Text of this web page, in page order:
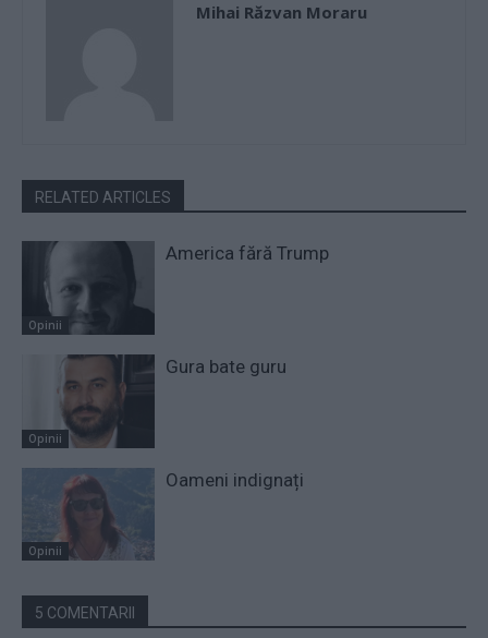
Mihai Răzvan Moraru
RELATED ARTICLES
Opinii
America fără Trump
Opinii
Gura bate guru
Opinii
Oameni indignați
5 COMENTARII